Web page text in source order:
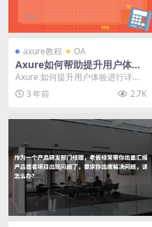
axure教程 OA
Axure如何帮助提升用户体
验？
Axure 如何提升用户体验进行详细
介绍。 Axure 允许设计师创建高度
交互式...
3 年前 2.7K